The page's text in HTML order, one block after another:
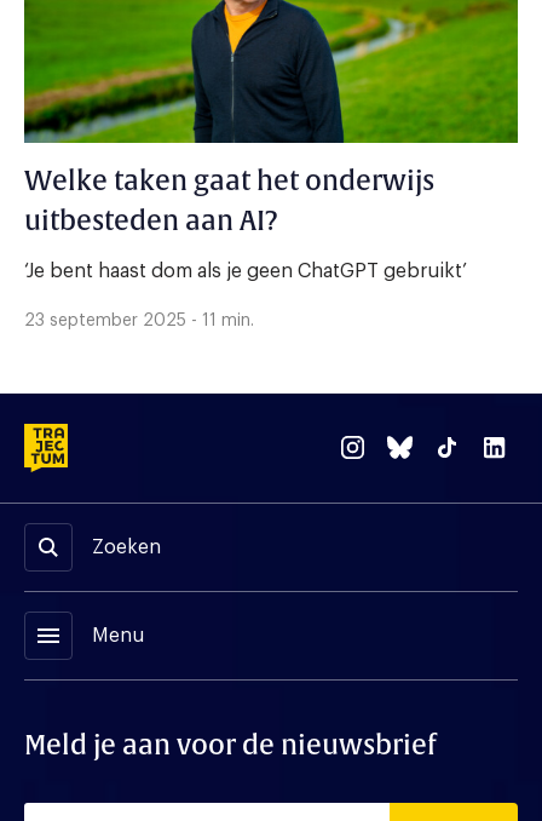
Welke taken gaat het onderwijs
uitbesteden aan AI?
‘Je bent haast dom als je geen ChatGPT gebruikt’
23 september 2025 - 11 min.
Zoeken
menu Menu
Meld je aan voor de nieuwsbrief